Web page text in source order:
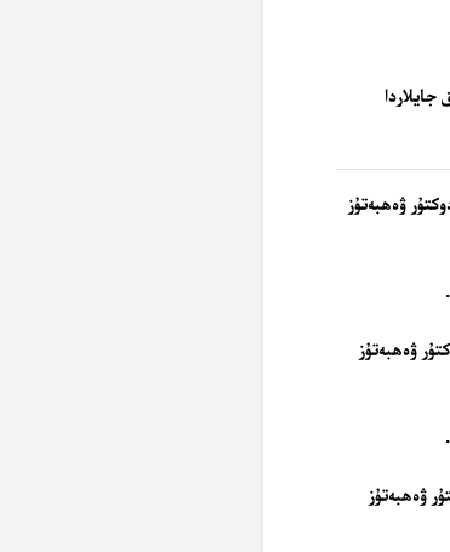
جايلاردا
دوكتۇر ۋەھبەتۇز
دوكتۇر ۋەھبەتۇز
دوكتۇر ۋەھبەتۇز